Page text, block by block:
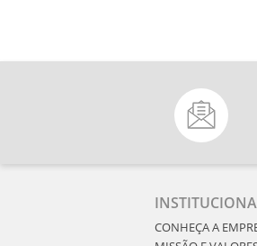
CONHEÇA A